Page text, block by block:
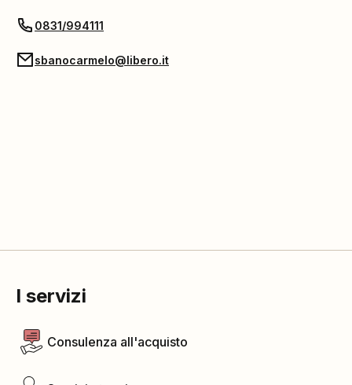
0831/994111
sbanocarmelo@libero.it
I servizi
Consulenza all'acquisto